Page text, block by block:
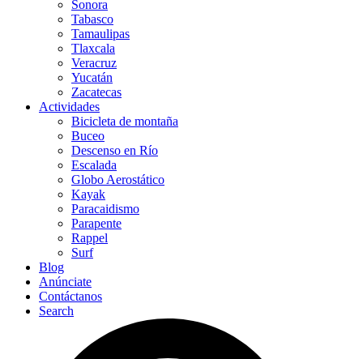
Sonora
Tabasco
Tamaulipas
Tlaxcala
Veracruz
Yucatán
Zacatecas
Actividades
Bicicleta de montaña
Buceo
Descenso en Río
Escalada
Globo Aerostático
Kayak
Paracaidismo
Parapente
Rappel
Surf
Blog
Anúnciate
Contáctanos
Search